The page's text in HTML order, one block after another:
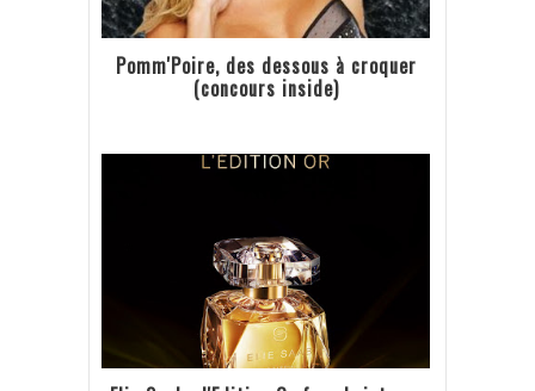
Pomm'Poire, des dessous à croquer
(concours inside)